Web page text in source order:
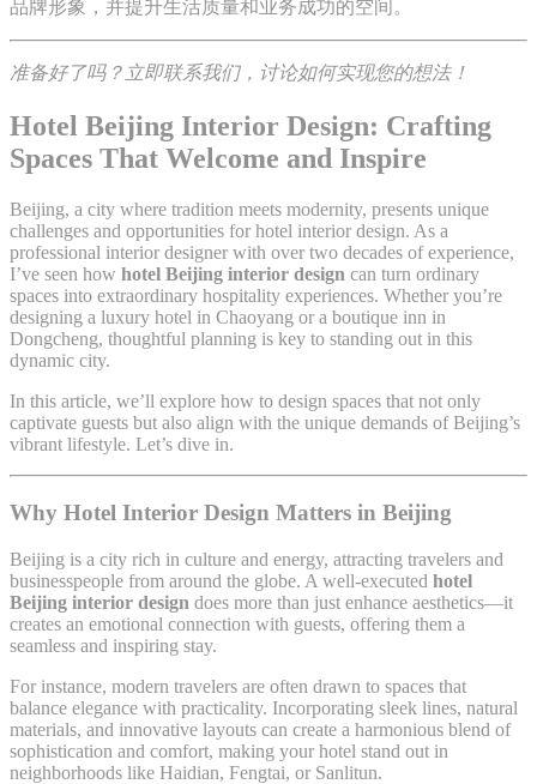
品牌形象，并提升生活质量和业务成功的空间。
准备好了吗？立即联系我们，讨论如何实现您的想法！
Hotel Beijing Interior Design: Crafting
Spaces That Welcome and Inspire
Beijing, a city where tradition meets modernity, presents unique
challenges and opportunities for hotel interior design. As a
professional interior designer with over two decades of experience,
I’ve seen how hotel Beijing interior design can turn ordinary
spaces into extraordinary hospitality experiences. Whether you’re
designing a luxury hotel in Chaoyang or a boutique inn in
Dongcheng, thoughtful planning is key to standing out in this
dynamic city.
In this article, we’ll explore how to design spaces that not only
captivate guests but also align with the unique demands of Beijing’s
vibrant lifestyle. Let’s dive in.
Why Hotel Interior Design Matters in Beijing
Beijing is a city rich in culture and energy, attracting travelers and
businesspeople from around the globe. A well-executed hotel
Beijing interior design does more than just enhance aesthetics—it
creates an emotional connection with guests, offering them a
seamless and inspiring stay.
For instance, modern travelers are often drawn to spaces that
balance elegance with practicality. Incorporating sleek lines, natural
materials, and innovative layouts can create a harmonious blend of
sophistication and comfort, making your hotel stand out in
neighborhoods like Haidian, Fengtai, or Sanlitun.